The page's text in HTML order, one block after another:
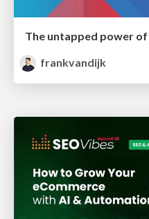
The untapped power
frankvandijk